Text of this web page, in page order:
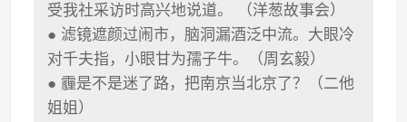
受我社采访时高兴地说道。 （洋葱故事会）
● 滤镜遮颜过闹市，脑洞漏酒泛中流。大眼冷
对千夫指，小眼甘为孺子牛。（周玄毅）
● 霾是不是迷了路，把南京当北京了？（二他
姐姐）